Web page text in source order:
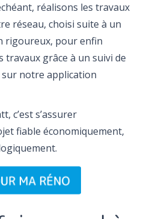
réalisons les travaux
réseau, choisi suite à un
rigoureux, pour enfin
travaux grâce à un suivi de
notre application
c’est s’assurer
fiable économiquement,